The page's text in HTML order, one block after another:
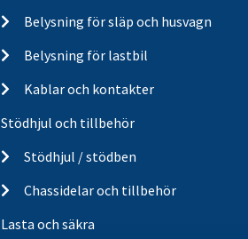
Belysning för släp och husvagn
Belysning för lastbil
Kablar och kontakter
Stödhjul och tillbehör
Stödhjul / stödben
Chassidelar och tillbehör
Lasta och säkra